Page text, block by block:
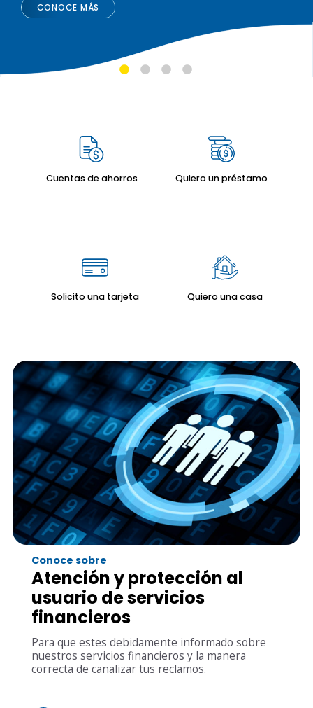
CONOCE MÁS
Cuentas de ahorros Quiero un préstamo
Solicito una tarjeta Quiero una casa
Conoce sobre
Atención y protección al
usuario de servicios
financieros
Para que estes debidamente informado sobre
nuestros servicios financieros y la manera
correcta de canalizar tus reclamos.